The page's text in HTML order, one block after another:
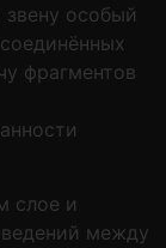
особый
фрагментов
слое и
между